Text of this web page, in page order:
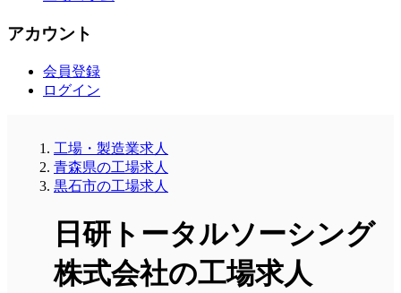
アカウント
会員登録
ログイン
工場・製造業求人
青森県の工場求人
黒石市の工場求人
日研トータルソーシング
株式会社の工場求人